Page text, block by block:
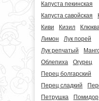
Капуста пекинская
Капуста савойская
Киви
Кизил
Лимон
Лук порей
Лук репчатый
Облепиха
Огурец
Перец болгарский
Перец сладкий
Петрушка
Помидор